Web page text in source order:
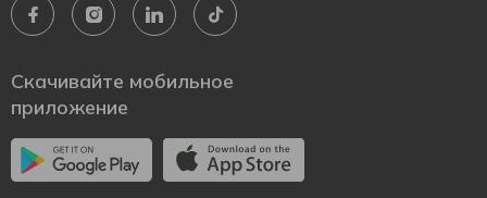
Скачивайте мобильное
приложение